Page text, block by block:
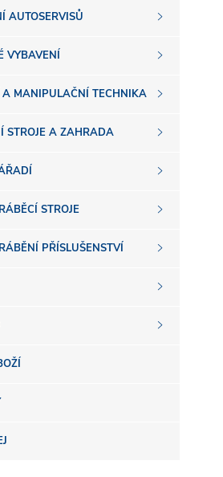
AUTOSERVISŮ
VYBAVENÍ
MANIPULAČNÍ TECHNIKA
STROJE A ZAHRADA
STROJE
PŘÍSLUŠENSTVÍ